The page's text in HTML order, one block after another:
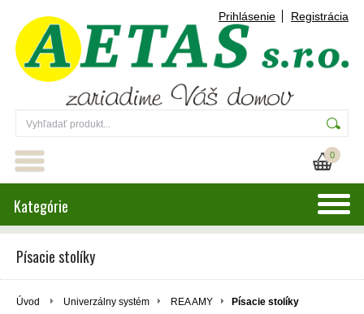
Prihlásenie Registrácia
0
Kategórie
Písacie stolíky
Úvod Univerzálny systém REA AMY Písacie stolíky